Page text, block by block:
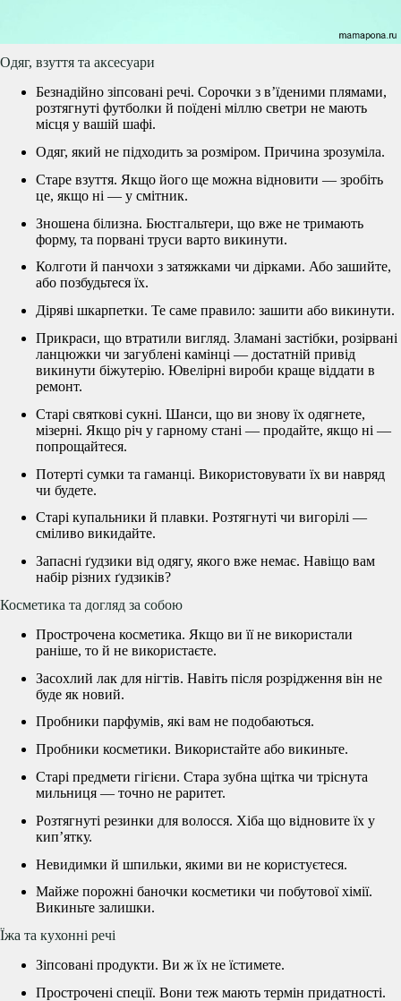
Одяг, взуття та аксесуари
Безнадійно зіпсовані речі. Сорочки з в’їденими плямами,
розтягнуті футболки й поїдені міллю светри не мають
місця у вашій шафі.
Одяг, який не підходить за розміром. Причина зрозуміла.
Старе взуття. Якщо його ще можна відновити — зробіть
це, якщо ні — у смітник.
Зношена білизна. Бюстгальтери, що вже не тримають
форму, та порвані труси варто викинути.
Колготи й панчохи з затяжками чи дірками. Або зашийте,
або позбудьтеся їх.
Діряві шкарпетки. Те саме правило: зашити або викинути.
Прикраси, що втратили вигляд. Зламані застібки, розірвані
ланцюжки чи загублені камінці — достатній привід
викинути біжутерію. Ювелірні вироби краще віддати в
ремонт.
Старі святкові сукні. Шанси, що ви знову їх одягнете,
мізерні. Якщо річ у гарному стані — продайте, якщо ні —
попрощайтеся.
Потерті сумки та гаманці. Використовувати їх ви навряд
чи будете.
Старі купальники й плавки. Розтягнуті чи вигорілі —
сміливо викидайте.
Запасні ґудзики від одягу, якого вже немає. Навіщо вам
набір різних ґудзиків?
Косметика та догляд за собою
Прострочена косметика. Якщо ви її не використали
раніше, то й не використаєте.
Засохлий лак для нігтів. Навіть після розрідження він не
буде як новий.
Пробники парфумів, які вам не подобаються.
Пробники косметики. Використайте або викиньте.
Старі предмети гігієни. Стара зубна щітка чи тріснута
мильниця — точно не раритет.
Розтягнуті резинки для волосся. Хіба що відновите їх у
кип’ятку.
Невидимки й шпильки, якими ви не користуєтеся.
Майже порожні баночки косметики чи побутової хімії.
Викиньте залишки.
Їжа та кухонні речі
Зіпсовані продукти. Ви ж їх не їстимете.
Прострочені спеції. Вони теж мають термін придатності.